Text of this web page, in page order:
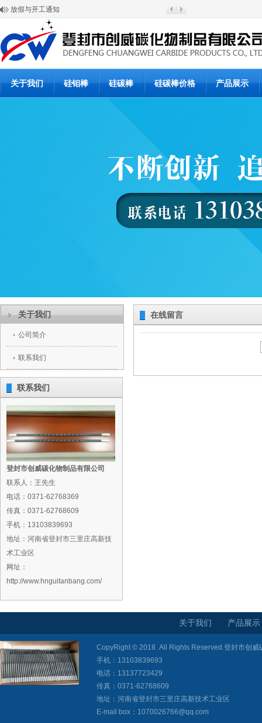
放假与开工通知
硅碳棒涨价通知
登封市创威高温材料有限公司
6月20日硅碳棒批发价格
6月19日硅碳棒价格
硅碳棒使用说明书
硅碳棒停产通知
硅碳棒价格下浮调整通知
关于我们 硅钼棒 硅碳棒 硅碳棒价格 产品展示
关于我们
公司简介
联系我们
联系我们
登封市创威碳化物制品有限公司
联系人：王先生
电话：0371-62768369
传真：0371-62768609
手机：13103839693
地址：河南省登封市三里庄高新技
术工业区
网址：
http://www.hnguitanbang.com/
在线留言
关于我们 产品展示
CopyRight © 2018 All Rights Reserved.登封市创威
手机：13103839693
电话：13137723429
传真：0371-62768609
地址：河南省登封市三里庄高新技术工业区
E-mail box：1070026766@qq.com